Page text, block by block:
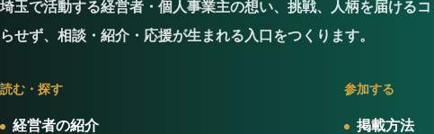
埼玉で活動する経営者・個人事業主の想い、挑戦、人柄を届ける
らせず、相談・紹介・応援が生まれる入口をつくります。
読む・探す
経営者の紹介
参加する
掲載方法